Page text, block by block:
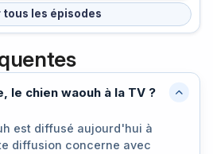
tous les épisodes
le chien waouh à la TV ?
est diffusé aujourd'hui à
diffusion concerne avec